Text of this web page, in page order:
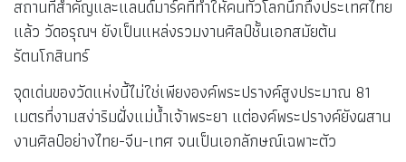
สถานที่สำคัญและแลนด์มาร์คที่ทำให้คนทั่วโลกนึกถึงประเทศไทย
แล้ว วัดอรุณฯ ยังเป็นแหล่งรวมงานศิลป์ชั้นเอกสมัยต้น
รัตนโกสินทร์
จุดเด่นของวัดแห่งนี้ไม่ใช่เพียงองค์พระปรางค์สูงประมาณ 81
เมตรที่งามสง่าริมฝั่งแม่น้ำเจ้าพระยา แต่องค์พระปรางค์ยังผสาน
งานศิลป์อย่างไทย-จีน-เทศ จนเป็นเอกลักษณ์เฉพาะตัว